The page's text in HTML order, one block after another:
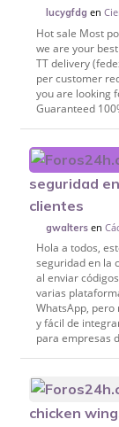
lucygfdg en
Hot sale Most
we are your
TT delivery
per customer
you are looking
Guaranteed
seguridad
clientes
gwalters en
Hola a todos,
seguridad en la
al enviar
varias
WhatsApp, pero
y fácil de
para empresas
chicken